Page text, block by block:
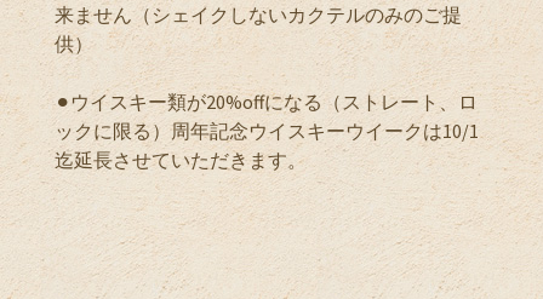
来ません（シェイクしないカクテルのみのご提
供）
⚫︎ウイスキー類が20%offになる（ストレート、ロ
ックに限る）周年記念ウイスキーウイークは10/1
迄延長させていただきます。